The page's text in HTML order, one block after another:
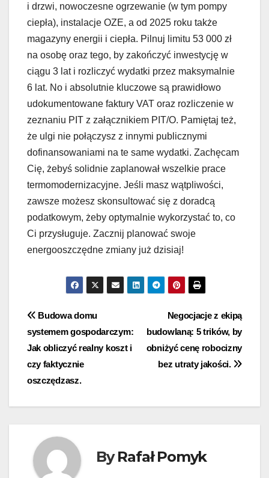
i drzwi, nowoczesne ogrzewanie (w tym pompy
ciepła), instalacje OZE, a od 2025 roku także
magazyny energii i ciepła. Pilnuj limitu 53 000 zł
na osobę oraz tego, by zakończyć inwestycję w
ciągu 3 lat i rozliczyć wydatki przez maksymalnie
6 lat. No i absolutnie kluczowe są prawidłowo
udokumentowane faktury VAT oraz rozliczenie w
zeznaniu PIT z załącznikiem PIT/O. Pamiętaj też,
że ulgi nie połączysz z innymi publicznymi
dofinansowaniami na te same wydatki. Zachęcam
Cię, żebyś solidnie zaplanował wszelkie prace
termomodernizacyjne. Jeśli masz wątpliwości,
zawsze możesz skonsultować się z doradcą
podatkowym, żeby optymalnie wykorzystać to, co
Ci przysługuje. Zacznij planować swoje
energooszczędne zmiany już dzisiaj!
Nawigacja
wpisu
Negocjacje z ekipą
budowlaną: 5 trików, by
obniżyć cenę robocizny
bez utraty jakości.
Budowa domu
systemem gospodarczym:
Jak obliczyć realny koszt i
czy faktycznie
oszczędzasz.
ByRafał Pomyk